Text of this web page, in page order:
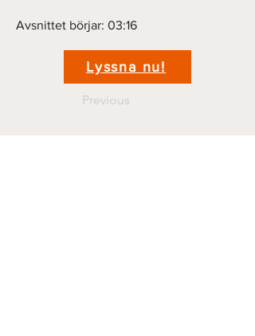
Avsnittet börjar: 03:16
Lyssna nu!
Previous